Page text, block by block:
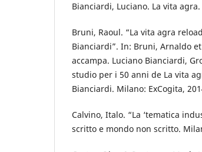
Bianciardi, Luciano. La vita
Bruni, Raoul. “La vita agra
Bianciardi”. In: Bruni, Arnaldo
accampa. Luciano Bianciardi,
studio per i 50 anni de La vita
Bianciardi. Milano: ExCogita,
Calvino, Italo. “La ‘tematica
scritto e mondo non scritto.